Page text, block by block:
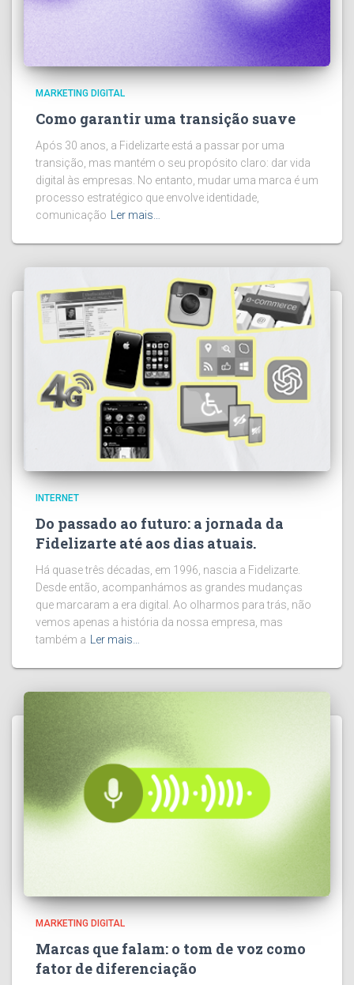
MARKETING DIGITAL
Como garantir uma transição suave
Após 30 anos, a Fidelizarte está a passar por uma
transição, mas mantém o seu propósito claro: dar vida
digital às empresas. No entanto, mudar uma marca é um
processo estratégico que envolve identidade,
comunicação
Ler mais…
INTERNET
Do passado ao futuro: a jornada da
Fidelizarte até aos dias atuais.
Há quase três décadas, em 1996, nascia a Fidelizarte.
Desde então, acompanhámos as grandes mudanças
que marcaram a era digital. Ao olharmos para trás, não
vemos apenas a história da nossa empresa, mas
também a Ler mais…
MARKETING DIGITAL
Marcas que falam: o tom de voz como
fator de diferenciação